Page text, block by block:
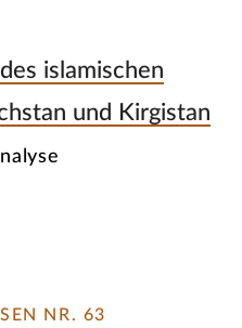
islamischen
und Kirgistan
NR. 63